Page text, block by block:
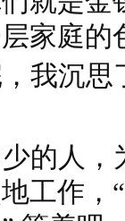
家庭的
我沉思
的人，
工作，